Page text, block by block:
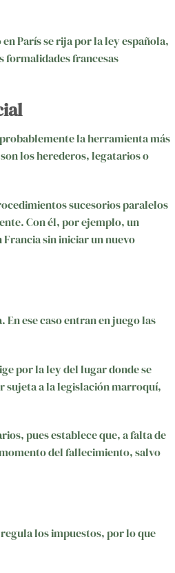
París se rija por la ley española,
formalidades francesas
la herramienta más
los herederos, legatarios o
sucesorios paralelos
Con él, por ejemplo, un
sin iniciar un nuevo
En ese caso entran en juego las
por la ley del lugar donde se
sujeta a la legislación marroquí,
pues establece que, a falta de
del fallecimiento, salvo
los impuestos, por lo que